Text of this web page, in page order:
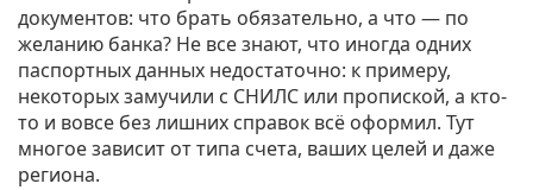
документов: что брать обязательно, а что — по
желанию банка? Не все знают, что иногда одних
паспортных данных недостаточно: к примеру,
некоторых замучили с СНИЛС или пропиской, а кто-
то и вовсе без лишних справок всё оформил. Тут
многое зависит от типа счета, ваших целей и даже
региона.